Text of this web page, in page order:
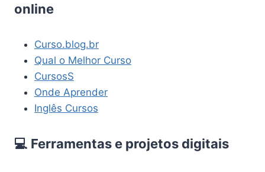
online
Curso.blog.br
Qual o Melhor Curso
CursosS
Onde Aprender
Inglês Cursos
💻 Ferramentas e projetos digitais